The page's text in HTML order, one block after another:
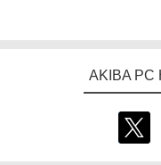
AKIBA PC